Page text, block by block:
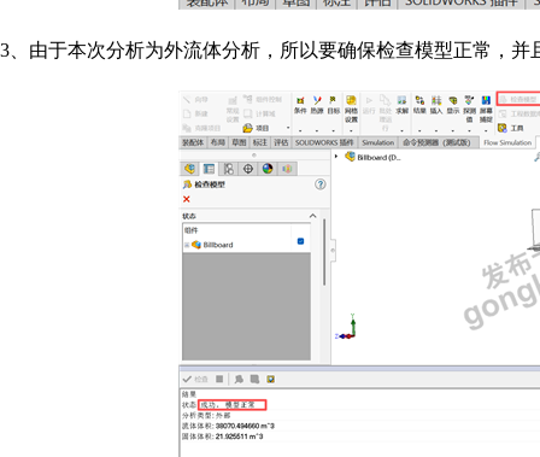
3 、由于本次分析为外流体分析，所以要确保检查模型正常，